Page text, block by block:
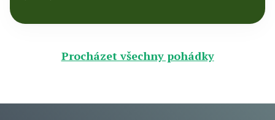
Procházet všechny pohádky